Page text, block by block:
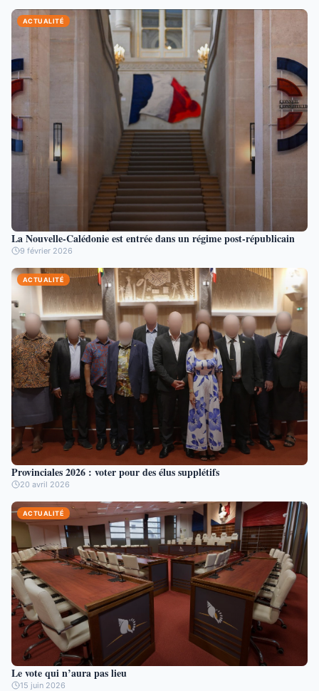
ACTUALITÉ
La Nouvelle-Calédonie est entrée dans un régime post-républicain
9 février 2026
ACTUALITÉ
Provinciales 2026 : voter pour des élus supplétifs
20 avril 2026
ACTUALITÉ
Le vote qui n’aura pas lieu
15 juin 2026